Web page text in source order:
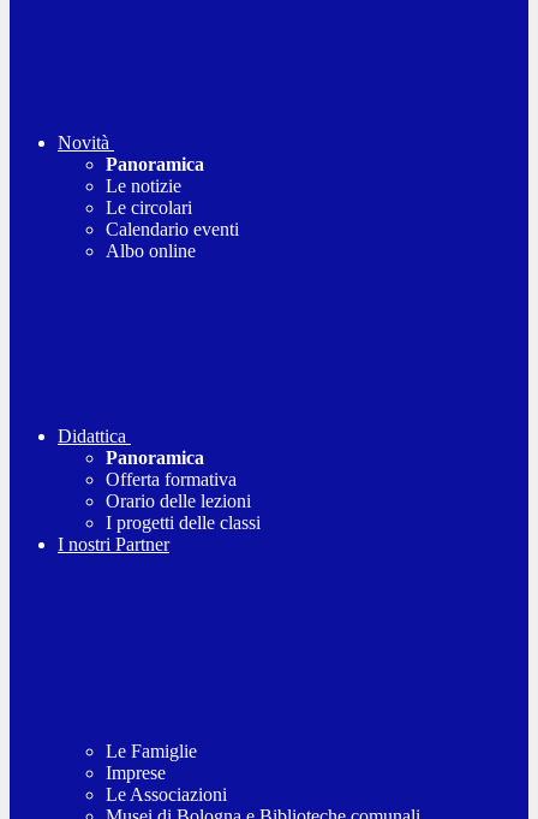
Novità
Panoramica
Le notizie
Le circolari
Calendario eventi
Albo online
Didattica
Panoramica
Offerta formativa
Orario delle lezioni
I progetti delle classi
I nostri Partner
Le Famiglie
Imprese
Le Associazioni